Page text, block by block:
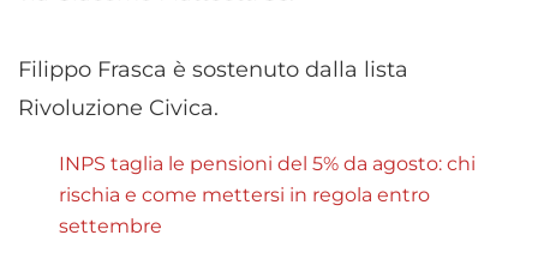
Filippo Frasca è sostenuto dalla lista
Rivoluzione Civica.
INPS taglia le pensioni del 5% da agosto: chi
rischia e come mettersi in regola entro
settembre